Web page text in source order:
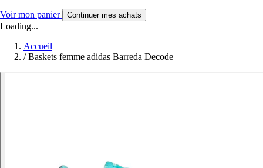
Voir mon panier Continuer mes achats
Loading...
Accueil
/ Baskets femme adidas Barreda Decode